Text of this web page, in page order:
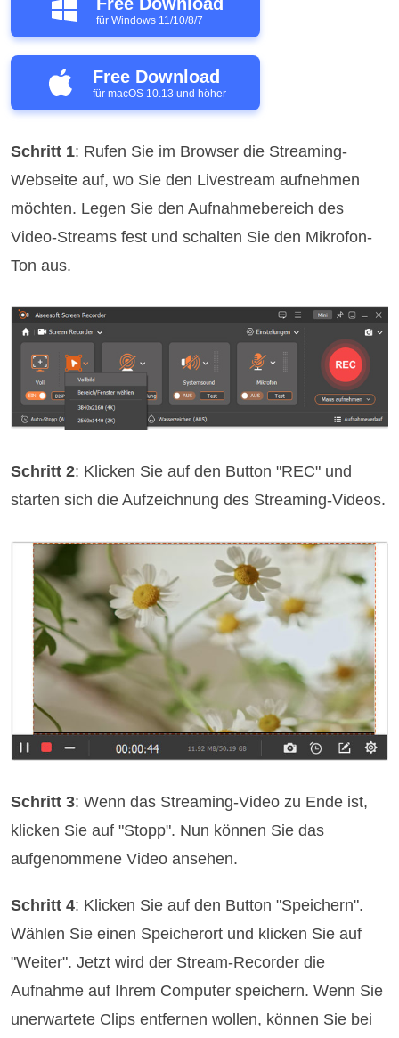
für Windows 11/10/8/7
Free Download
für macOS 10.13 und höher
Schritt 1: Rufen Sie im Browser die Streaming-
Webseite auf, wo Sie den Livestream aufnehmen
möchten. Legen Sie den Aufnahmebereich des
Video-Streams fest und schalten Sie den Mikrofon-
Ton aus.
Schritt 2: Klicken Sie auf den Button "REC" und
starten sich die Aufzeichnung des Streaming-Videos.
Schritt 3: Wenn das Streaming-Video zu Ende ist,
klicken Sie auf "Stopp". Nun können Sie das
aufgenommene Video ansehen.
Schritt 4: Klicken Sie auf den Button "Speichern".
Wählen Sie einen Speicherort und klicken Sie auf
"Weiter". Jetzt wird der Stream-Recorder die
Aufnahme auf Ihrem Computer speichern. Wenn Sie
unerwartete Clips entfernen wollen, können Sie bei